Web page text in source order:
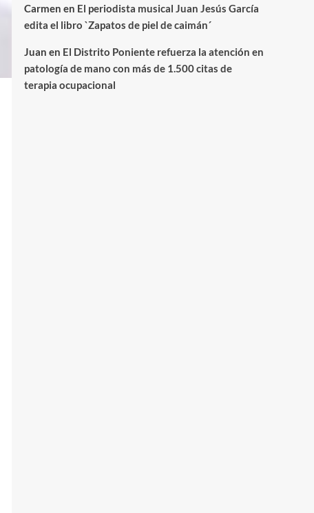
Carmen en El periodista musical Juan Jesús García
edita el libro `Zapatos de piel de caimán´
Juan en El Distrito Poniente refuerza la atención en
patología de mano con más de 1.500 citas de
terapia ocupacional